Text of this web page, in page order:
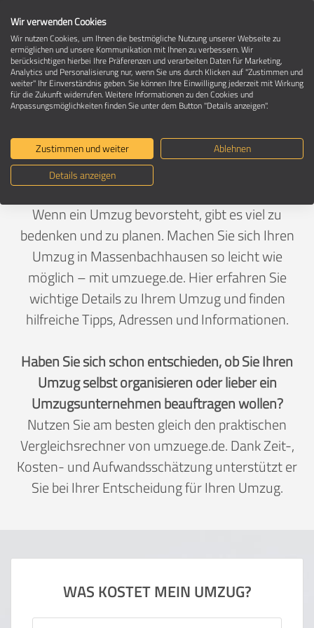
Umzug in 74252 Massenbachhausen
Ein Umzug ist Vertrauenssache
Deutschland>Baden-Württemberg>Heilbronn,
Landkreis>Massenbachhausen
Wenn ein Umzug bevorsteht, gibt es viel zu
bedenken und zu planen. Machen Sie sich Ihren
Umzug in Massenbachhausen so leicht wie
möglich – mit umzuege.de. Hier erfahren Sie
wichtige Details zu Ihrem Umzug und finden
hilfreiche Tipps, Adressen und Informationen.
Haben Sie sich schon entschieden, ob Sie Ihren
Umzug selbst organisieren oder lieber ein
Umzugsunternehmen beauftragen wollen?
Nutzen Sie am besten gleich den praktischen
Vergleichsrechner von umzuege.de. Dank Zeit-,
Kosten- und Aufwandsschätzung unterstützt er
Sie bei Ihrer Entscheidung für Ihren Umzug.
WAS KOSTET MEIN UMZUG?
Wir verwenden Cookies
Wir nutzen Cookies, um Ihnen die bestmögliche Nutzung unserer Webseite zu
ermöglichen und unsere Kommunikation mit Ihnen zu verbessern. Wir
berücksichtigen hierbei Ihre Präferenzen und verarbeiten Daten für Marketing,
Analytics und Personalisierung nur, wenn Sie uns durch Klicken auf "Zustimmen und
weiter" Ihr Einverständnis geben. Sie können Ihre Einwilligung jederzeit mit Wirkung
für die Zukunft widerrufen. Weitere Informationen zu den Cookies und
Anpassungsmöglichkeiten finden Sie unter dem Button "Details anzeigen".
Zustimmen und weiter
Ablehnen
Details anzeigen